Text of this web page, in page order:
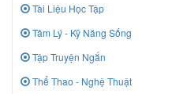
Tài Liệu Học Tập
Tâm Lý - Kỹ Năng Sống
Tập Truyện Ngắn
Thể Thao - Nghệ Thuật